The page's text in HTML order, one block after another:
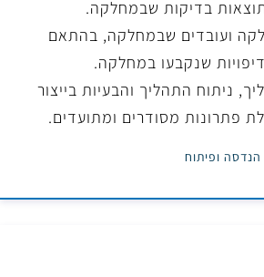
בדיקות שבמחלקה.
ועובדים שבמחלקה, בהתאם
שנקבעו במחלקה.
ניתוח התהליך והבעיות בייצור
פתרונות מסודרים ומתועדים.
הנדסה ופיתוח